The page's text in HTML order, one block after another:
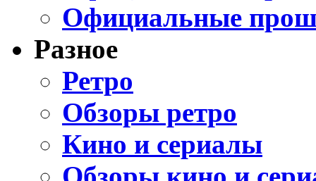
Официальные
Разное
Ретро
Обзоры ретро
Кино и сериалы